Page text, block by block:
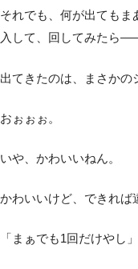
それでも、何が出ても
入して、回してみたら
出てきたのは、まさかの
おぉぉぉ。
いや、かわいいねん。
かわいいけど、できれば
「まぁでも1回だけやし」